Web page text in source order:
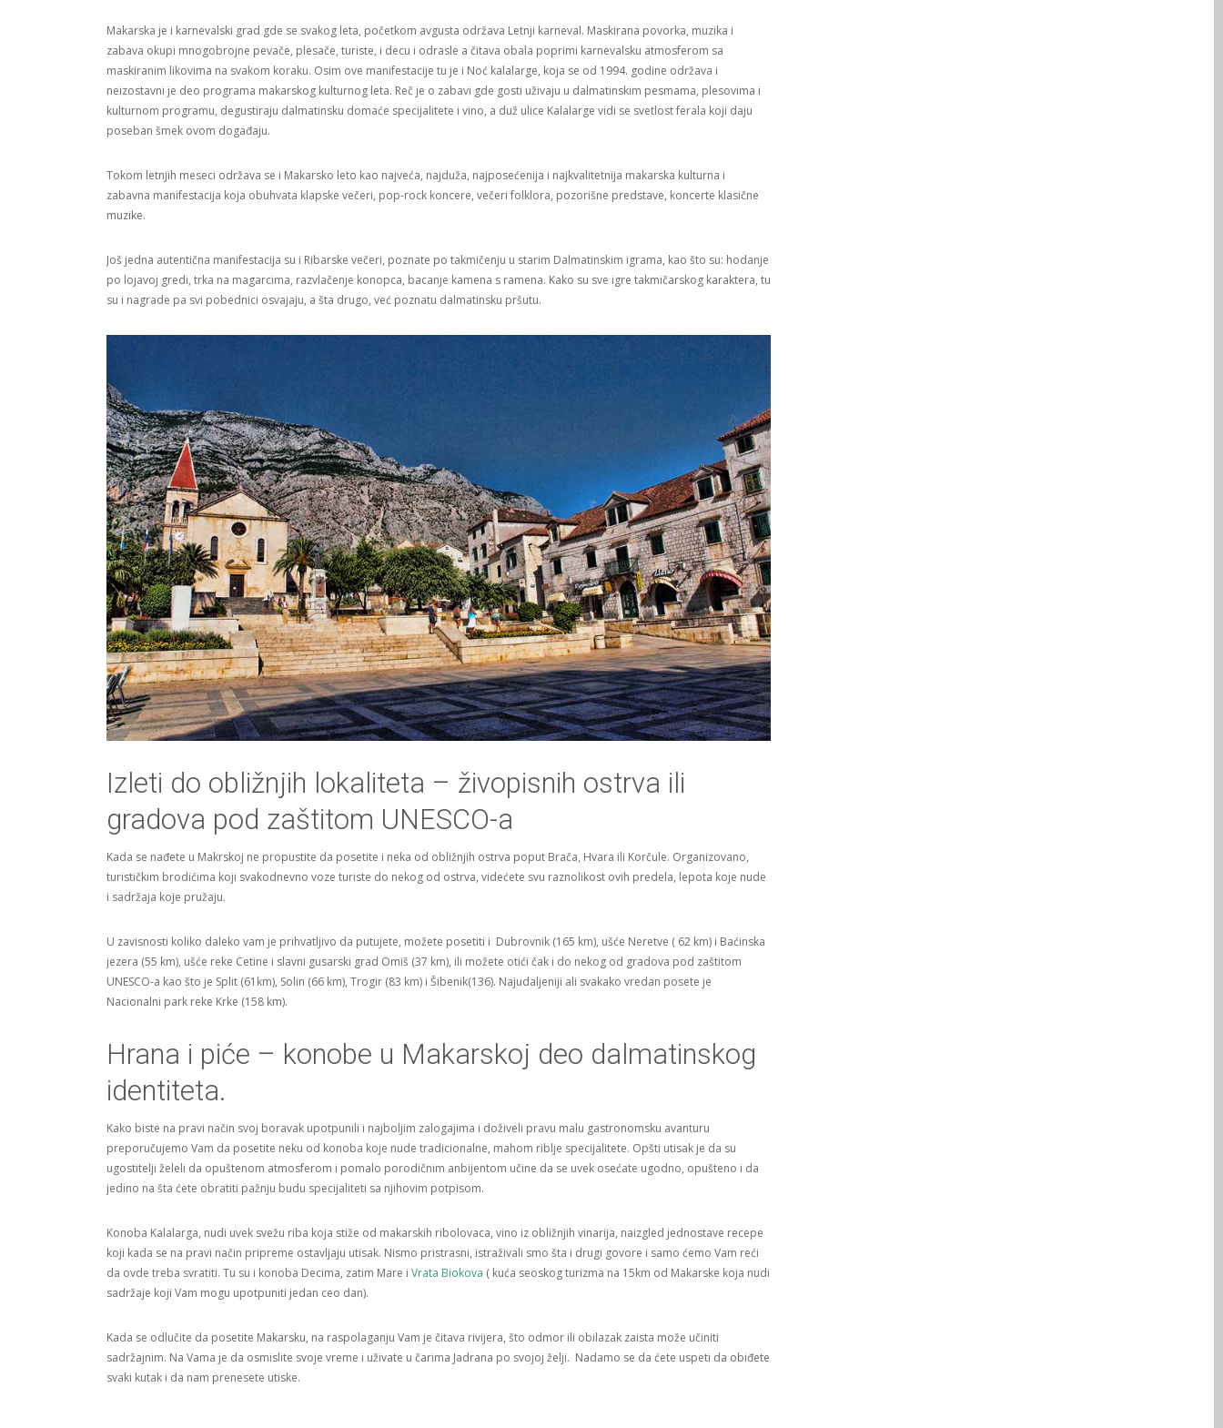
Makarska je i karnevalski grad gde se svakog leta, početkom avgusta održava Letnji karneval. Maskirana povorka, muzika i
zabava okupi mnogobrojne pevače, plesače, turiste, i decu i odrasle a čitava obala poprimi karnevalsku atmosferom sa
maskiranim likovima na svakom koraku. Osim ove manifestacije tu je i Noć kalalarge, koja se od 1994. godine održava i
neizostavni je deo programa makarskog kulturnog leta. Reč je o zabavi gde gosti uživaju u dalmatinskim pesmama, plesovima i
kulturnom programu, degustiraju dalmatinsku domaće specijalitete i vino, a duž ulice Kalalarge vidi se svetlost ferala koji daju
poseban šmek ovom događaju.
Tokom letnjih meseci održava se i Makarsko leto kao najveća, najduža, najposećenija i najkvalitetnija makarska kulturna i
zabavna manifestacija koja obuhvata klapske večeri, pop-rock koncere, večeri folklora, pozorišne predstave, koncerte klasične
muzike.
Još jedna autentična manifestacija su i Ribarske večeri, poznate po takmičenju u starim Dalmatinskim igrama, kao što su: hodanje
po lojavoj gredi, trka na magarcima, razvlačenje konopca, bacanje kamena s ramena. Kako su sve igre takmičarskog karaktera, tu
su i nagrade pa svi pobednici osvajaju, a šta drugo, već poznatu dalmatinsku pršutu.
Izleti do obližnjih lokaliteta – živopisnih ostrva ili
gradova pod zaštitom UNESCO-a
Kada se nađete u Makrskoj ne propustite da posetite i neka od obližnjih ostrva poput Brača, Hvara ili Korčule. Organizovano,
turističkim brodićima koji svakodnevno voze turiste do nekog od ostrva, videćete svu raznolikost ovih predela, lepota koje nude
i sadržaja koje pružaju.
U zavisnosti koliko daleko vam je prihvatljivo da putujete, možete posetiti i Dubrovnik (165 km), ušće Neretve ( 62 km) i Baćinska
jezera (55 km), ušće reke Cetine i slavni gusarski grad Omiš (37 km), ili možete otići čak i do nekog od gradova pod zaštitom
UNESCO-a kao što je Split (61km), Solin (66 km), Trogir (83 km) i Šibenik(136). Najudaljeniji ali svakako vredan posete je
Nacionalni park reke Krke (158 km).
Hrana i piće – konobe u Makarskoj deo dalmatinskog
identiteta.
Kako biste na pravi način svoj boravak upotpunili i najboljim zalogajima i doživeli pravu malu gastronomsku avanturu
preporučujemo Vam da posetite neku od konoba koje nude tradicionalne, mahom riblje specijalitete. Opšti utisak je da su
ugostitelji želeli da opuštenom atmosferom i pomalo porodičnim anbijentom učine da se uvek osećate ugodno, opušteno i da
jedino na šta ćete obratiti pažnju budu specijaliteti sa njihovim potpisom.
Konoba Kalalarga, nudi uvek svežu riba koja stiže od makarskih ribolovaca, vino iz obližnjih vinarija, naizgled jednostave recepe
koji kada se na pravi način pripreme ostavljaju utisak. Nismo pristrasni, istraživali smo šta i drugi govore i samo ćemo Vam reći
da ovde treba svratiti. Tu su i konoba Decima, zatim Mare i Vrata Biokova ( kuća seoskog turizma na 15km od Makarske koja nudi
sadržaje koji Vam mogu upotpuniti jedan ceo dan).
Kada se odlučite da posetite Makarsku, na raspolaganju Vam je čitava rivijera, što odmor ili obilazak zaista može učiniti
sadržajnim. Na Vama je da osmislite svoje vreme i uživate u čarima Jadrana po svojoj želji. Nadamo se da ćete uspeti da obiđete
svaki kutak i da nam prenesete utiske.